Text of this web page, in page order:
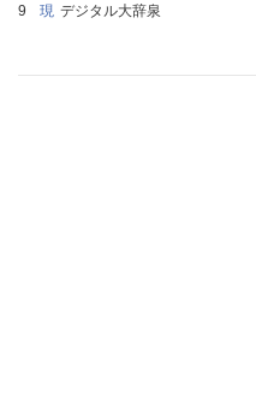
現 デジタル大辞泉